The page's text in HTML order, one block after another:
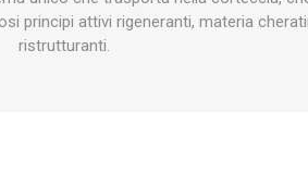
principi attivi rigeneranti, materia
ristrutturanti.